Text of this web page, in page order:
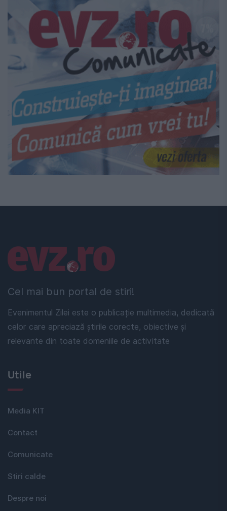
Cel mai bun portal de stiri!
Evenimentul Zilei este o publicație multimedia, dedicată
celor care apreciază știrile corecte, obiective și
relevante din toate domeniile de activitate
Linkuri utile
Utile
Media KIT
Contact
Comunicate
Stiri calde
Despre noi